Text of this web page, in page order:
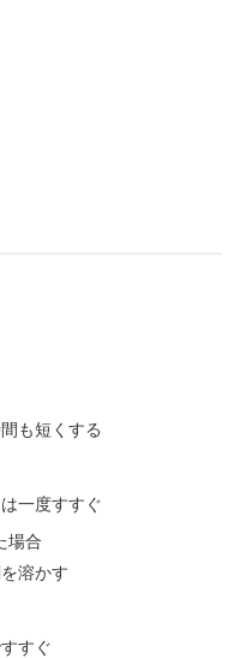
も短くする
一度すすぐ
場合
溶かす
すぐ